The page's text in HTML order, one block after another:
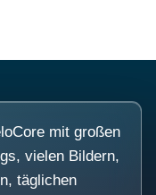
mit großen
vielen Bildern,
täglichen